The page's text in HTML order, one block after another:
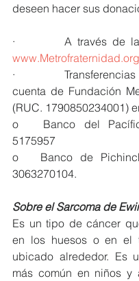
deseen hacer sus
·
cuenta de Fundación
(RUC. 1790850234001)
o   Banco del
5175957
o   Banco de
3063270104.
Sobre el Sarcoma de
Es un tipo de cáncer
en los huesos o en el
ubicado alrededor. Es
más común en niños y